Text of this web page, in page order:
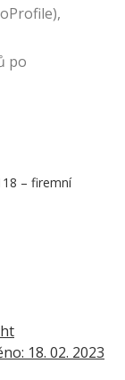
po
– firemní
18. 02. 2023